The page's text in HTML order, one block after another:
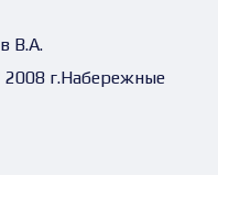
В.А.
г.Набережные